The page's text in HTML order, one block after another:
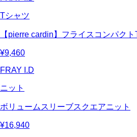
Tシャツ
【pierre cardin】フライスコンパク
¥9,460
FRAY I.D
ニット
ボリュームスリーブスクエアニット
¥16,940